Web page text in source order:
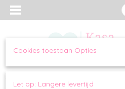
Inloggen
Cookies toestaan Opties
Let op: Langere levertijd